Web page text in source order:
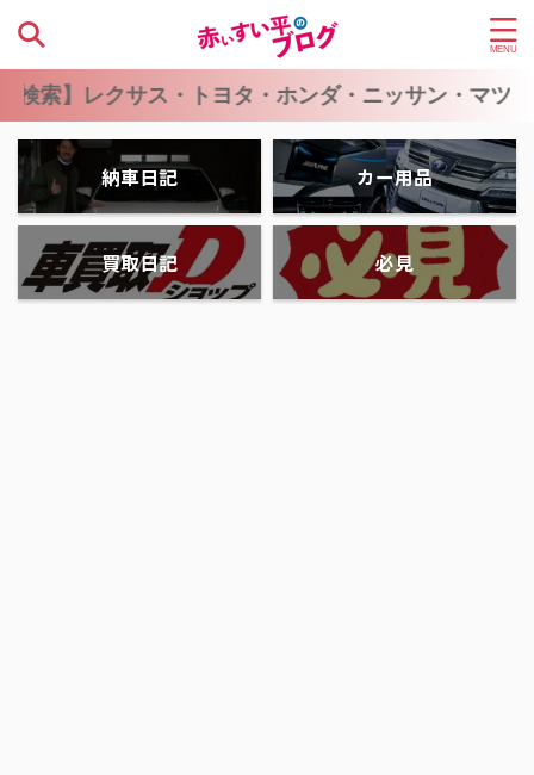
サス・トヨタ・ホンダ・ニッサン・マツダ・スバ
納車日記 カー用品
買取日記 必見